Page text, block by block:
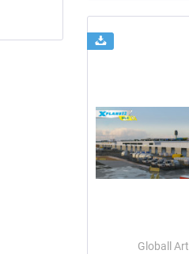
0,00 € *
Globall Art